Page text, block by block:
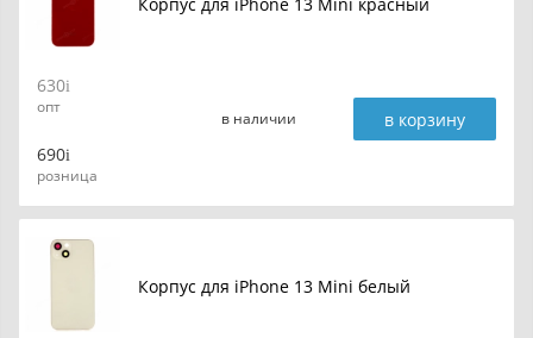
630
опт
690
розница
в наличии в корзину
Корпус для iPhone 13 Mini белый